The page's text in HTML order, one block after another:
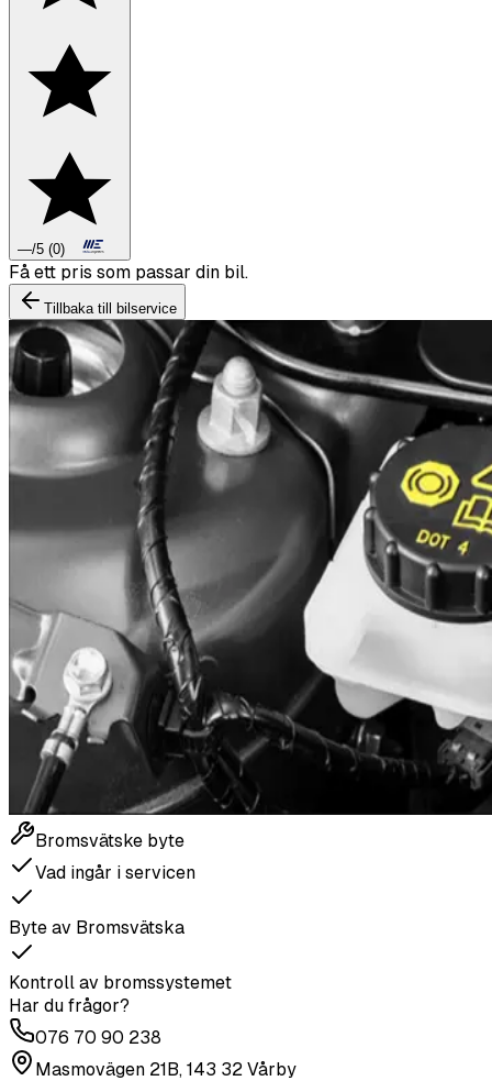
—/5 (0)
Boka däckbyte eller montering inför vintern.
Tillbaka till bilservice
Bromsvätske byte
Vad ingår i servicen
Byte av Bromsvätska
Kontroll av bromssystemet
Har du frågor?
076 70 90 238
Masmovägen 21B, 143 32 Vårby